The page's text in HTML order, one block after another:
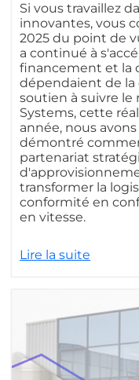
Si vous travaillez
innovantes, vous
2025 du point de
a continué à
financement et la
dépendaient de la
soutien à suivre le
Systems, cette
année, nous
démontré
partenariat
transformer la
conformité en
en vitesse.
Lire la suite